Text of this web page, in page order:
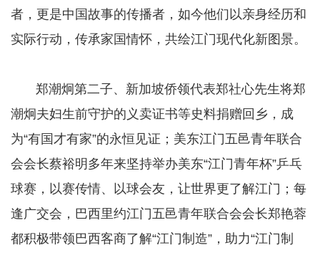
者，更是中国故事的传播者，如今他们以亲身经历和
实际行动，传承家国情怀，共绘江门现代化新图景。
​​​​​​​ 郑潮炯第二子、新加坡侨领代表郑社心先生将郑
潮炯夫妇生前守护的义卖证书等史料捐赠回乡，成
为“有国才有家”的永恒见证；美东江门五邑青年联合
会会长蔡裕明多年来坚持举办美东“江门青年杯”乒乓
球赛，以赛传情、以球会友，让世界更了解江门；每
逢广交会，巴西里约江门五邑青年联合会会长郑艳蓉
都积极带领巴西客商了解“江门制造”，助力“江门制